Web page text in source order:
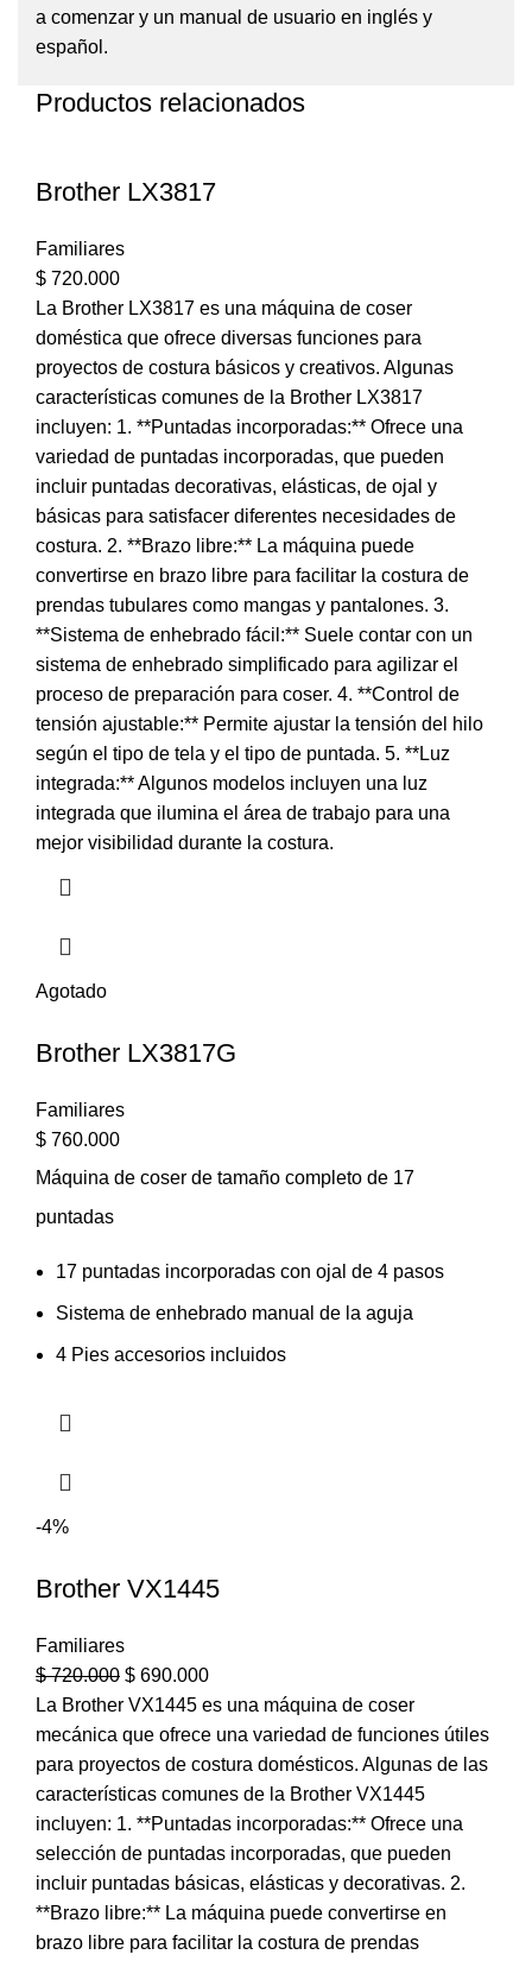
a comenzar y un manual de usuario en inglés y
español.
Productos relacionados
Brother LX3817
Familiares
$ 720.000
La Brother LX3817 es una máquina de coser
doméstica que ofrece diversas funciones para
proyectos de costura básicos y creativos. Algunas
características comunes de la Brother LX3817
incluyen: 1. **Puntadas incorporadas:** Ofrece una
variedad de puntadas incorporadas, que pueden
incluir puntadas decorativas, elásticas, de ojal y
básicas para satisfacer diferentes necesidades de
costura. 2. **Brazo libre:** La máquina puede
convertirse en brazo libre para facilitar la costura de
prendas tubulares como mangas y pantalones. 3.
**Sistema de enhebrado fácil:** Suele contar con un
sistema de enhebrado simplificado para agilizar el
proceso de preparación para coser. 4. **Control de
tensión ajustable:** Permite ajustar la tensión del hilo
según el tipo de tela y el tipo de puntada. 5. **Luz
integrada:** Algunos modelos incluyen una luz
integrada que ilumina el área de trabajo para una
mejor visibilidad durante la costura.
Agotado
Brother LX3817G
Familiares
$ 760.000
Máquina de coser de tamaño completo de 17
puntadas
17 puntadas incorporadas con ojal de 4 pasos
Sistema de enhebrado manual de la aguja
4 Pies accesorios incluidos
-4%
Brother VX1445
Familiares
$720.000 $ 690.000
La Brother VX1445 es una máquina de coser
mecánica que ofrece una variedad de funciones útiles
para proyectos de costura domésticos. Algunas de las
características comunes de la Brother VX1445
incluyen: 1. **Puntadas incorporadas:** Ofrece una
selección de puntadas incorporadas, que pueden
incluir puntadas básicas, elásticas y decorativas. 2.
**Brazo libre:** La máquina puede convertirse en
brazo libre para facilitar la costura de prendas